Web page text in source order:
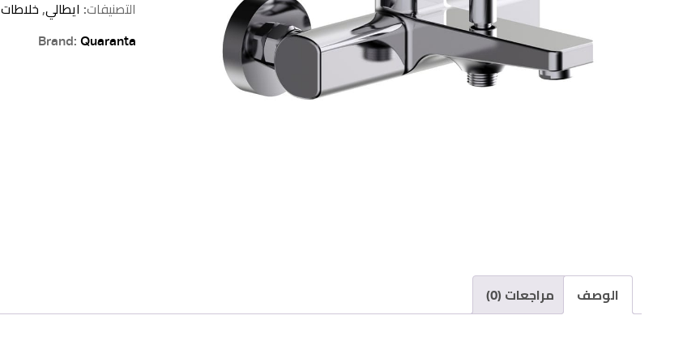
–
هابي
التصنيفات: ايطالي, خلاطات
Brand: Quaranta
الوصف مراجعات (0)